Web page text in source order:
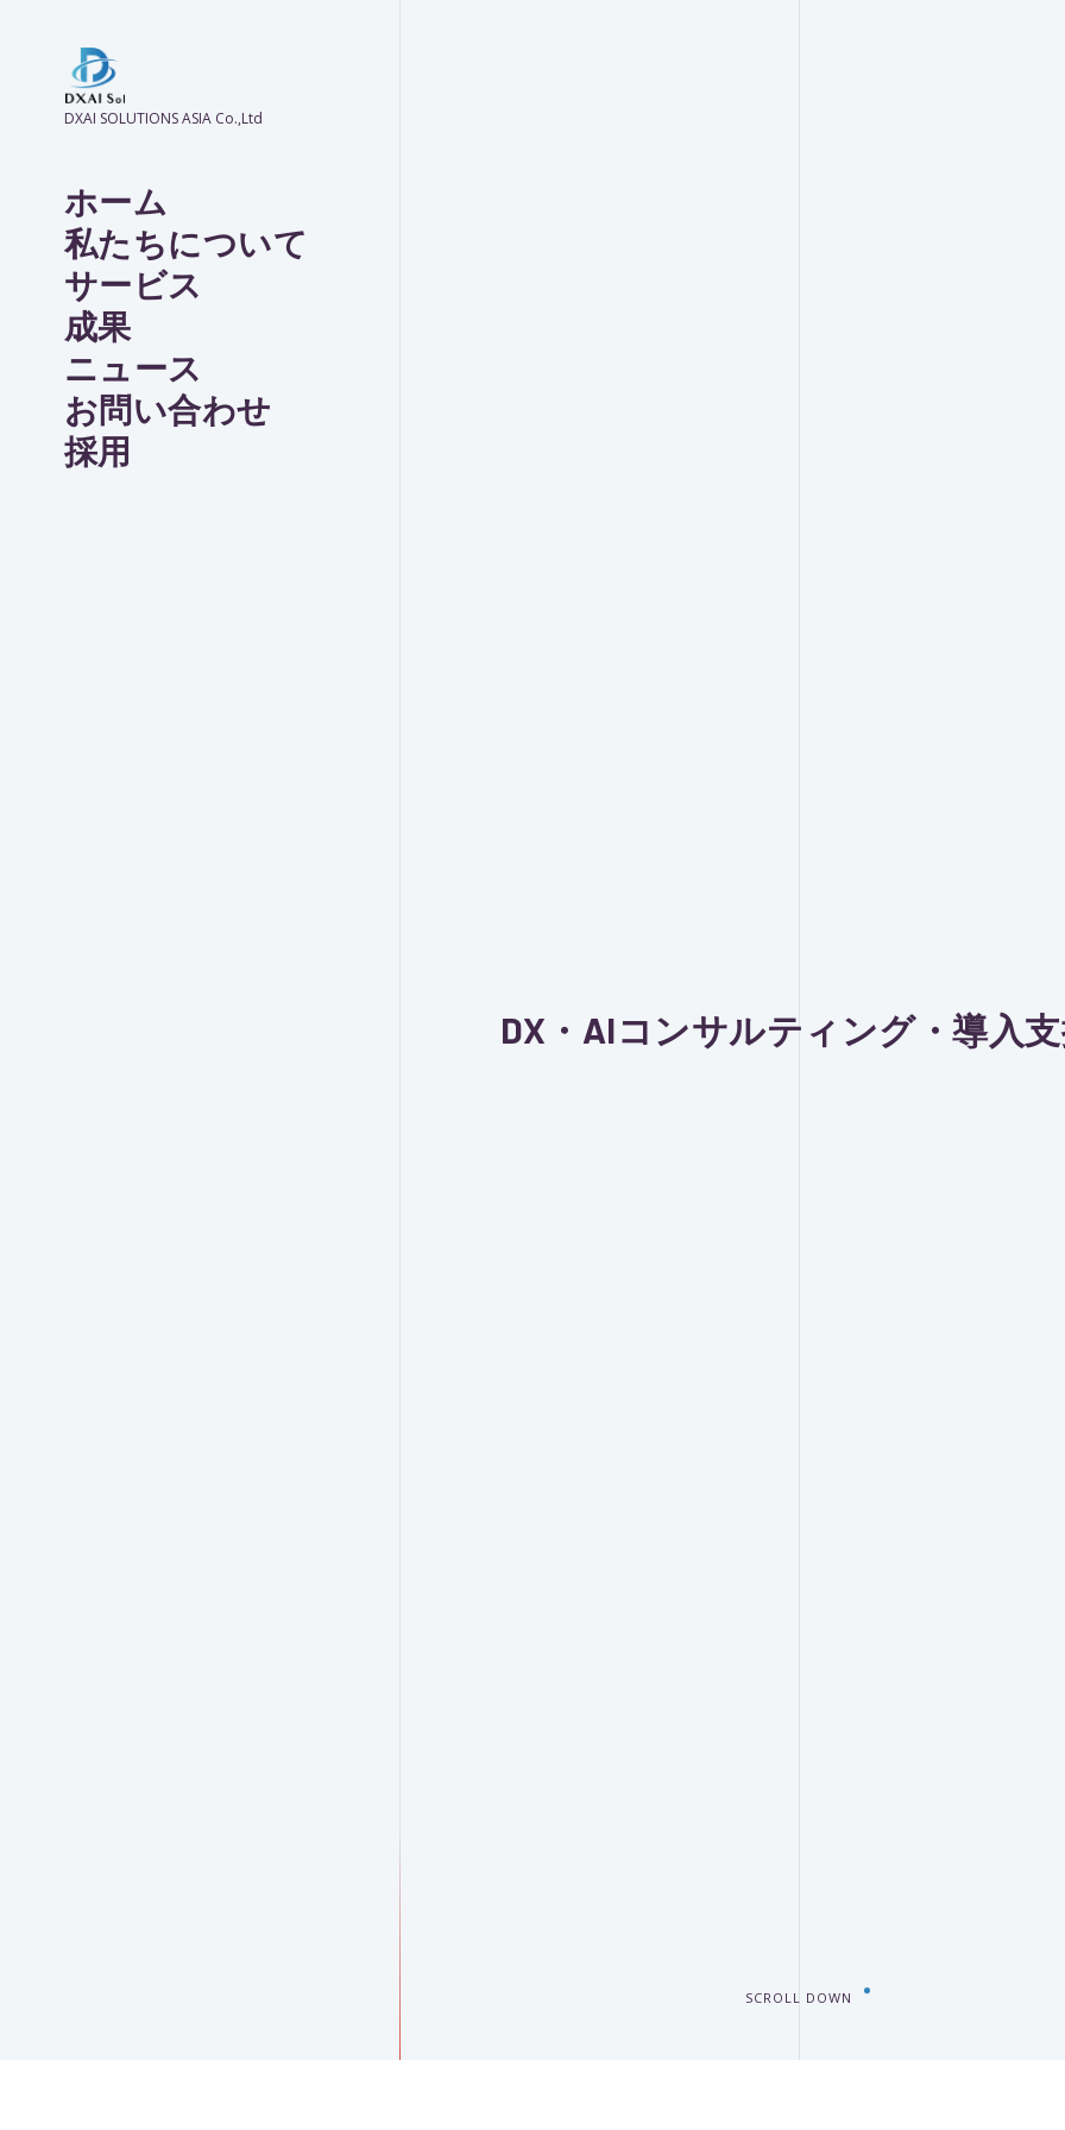
DXAI SOLUTIONS ASIA Co.,Ltd
ホーム
私たちについて
サービス
成果
ニュース
お問い合わせ
採用
DX・AIコンサルティング・導入
SCROLL DOWN